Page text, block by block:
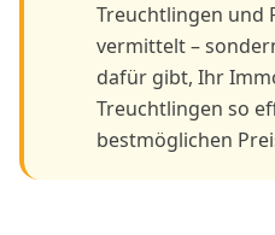
Treuchtlingen und
vermittelt –
dafür gibt, Ihr
Treuchtlingen so
bestmöglichen